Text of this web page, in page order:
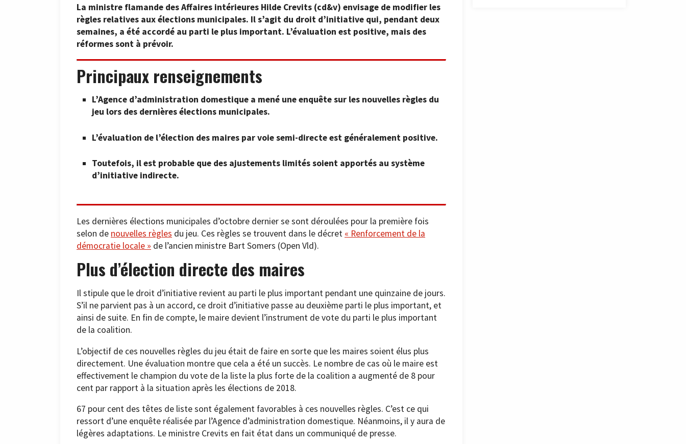
La ministre flamande des Affaires intérieures Hilde Crevits (cd&v) envisage de modifier les
règles relatives aux élections municipales. Il s’agit du droit d’initiative qui, pendant deux
semaines, a été accordé au parti le plus important. L’évaluation est positive, mais des
réformes sont à prévoir.
Principaux renseignements
L’Agence d’administration domestique a mené une enquête sur les nouvelles règles du
jeu lors des dernières élections municipales.
L’évaluation de l’élection des maires par voie semi-directe est généralement positive.
Toutefois, il est probable que des ajustements limités soient apportés au système
d’initiative indirecte.
Les dernières élections municipales d’octobre dernier se sont déroulées pour la première fois
selon de nouvelles règles du jeu. Ces règles se trouvent dans le décret « Renforcement de la
démocratie locale » de l’ancien ministre Bart Somers (Open Vld).
Plus d’élection directe des maires
Il stipule que le droit d’initiative revient au parti le plus important pendant une quinzaine de jours.
S’il ne parvient pas à un accord, ce droit d’initiative passe au deuxième parti le plus important, et
ainsi de suite. En fin de compte, le maire devient l’instrument de vote du parti le plus important
de la coalition.
L’objectif de ces nouvelles règles du jeu était de faire en sorte que les maires soient élus plus
directement. Une évaluation montre que cela a été un succès. Le nombre de cas où le maire est
effectivement le champion du vote de la liste la plus forte de la coalition a augmenté de 8 pour
cent par rapport à la situation après les élections de 2018.
67 pour cent des têtes de liste sont également favorables à ces nouvelles règles. C’est ce qui
ressort d’une enquête réalisée par l’Agence d’administration domestique. Néanmoins, il y aura de
légères adaptations. Le ministre Crevits en fait état dans un communiqué de presse.